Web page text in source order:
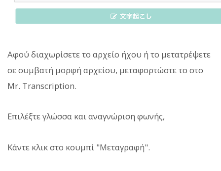
Αφού διαχωρίσετε το αρχείο ήχου ή το μετατρέψετε
σε συμβατή μορφή αρχείου, μεταφορτώστε το στο
Mr. Transcription.
Επιλέξτε γλώσσα και αναγνώριση φωνής,
Κάντε κλικ στο κουμπί "Μεταγραφή".